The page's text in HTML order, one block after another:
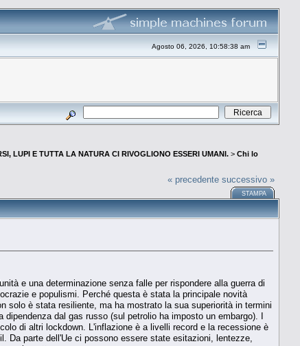
Agosto 06, 2026, 10:58:38 am
LUPI E TUTTA LA NATURA CI RIVOGLIONO ESSERI UMANI. > Chi lo
« precedente successivo »
STAMPA
e una determinazione senza falle per rispondere alla guerra di
e populismi. Perché questa è stata la principale novità
solo è stata resiliente, ma ha mostrato la sua superiorità in termini
dal gas russo (sul petrolio ha imposto un embargo). I
di altri lockdown. L'inflazione è a livelli record e la recessione è
Da parte dell'Ue ci possono essere state esitazioni, lentezze,